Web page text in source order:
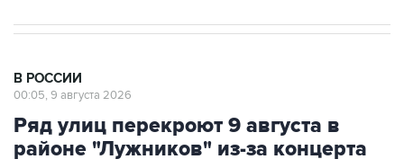
В РОССИИ
00:05, 9 августа 2026
Ряд улиц перекроют 9 августа в
районе "Лужников" из-за концерта